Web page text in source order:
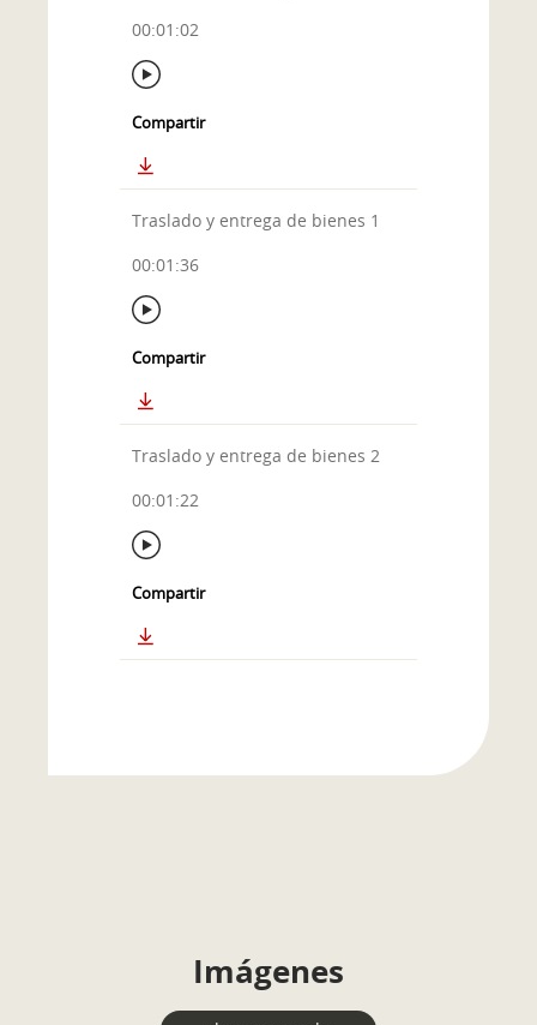
00:01:02
Compartir
Traslado y entrega de bienes 1
00:01:36
Compartir
Traslado y entrega de bienes 2
00:01:22
Compartir
Imágenes